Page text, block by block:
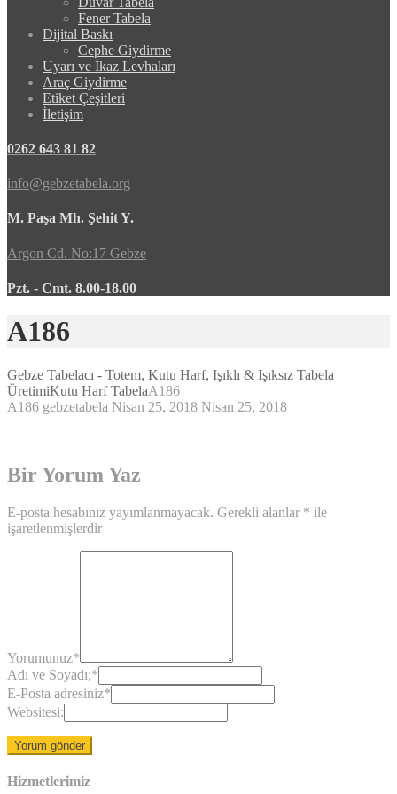
Fener Tabela
Dijital Baskı
Cephe Giydirme
Uyarı ve İkaz Levhaları
Araç Giydirme
Etiket Çeşitleri
İletişim
0262 643 81 82
info@gebzetabela.org
M. Paşa Mh. Şehit Y.
Argon Cd. No:17 Gebze
Pzt. - Cmt. 8.00-18.00
A186
Gebze Tabelacı - Totem, Kutu Harf, Işıklı & Işıksız Tabela
ÜretimiKutu Harf TabelaA186
A186 gebzetabela Nisan 25, 2018 Nisan 25, 2018
Bir Yorum Yaz
E-posta hesabınız yayımlanmayacak. Gerekli alanlar * ile
işaretlenmişlerdir
Yorumunuz*
Adı ve Soyadı;*
E-Posta adresiniz*
Websitesi:
Hizmetlerimiz